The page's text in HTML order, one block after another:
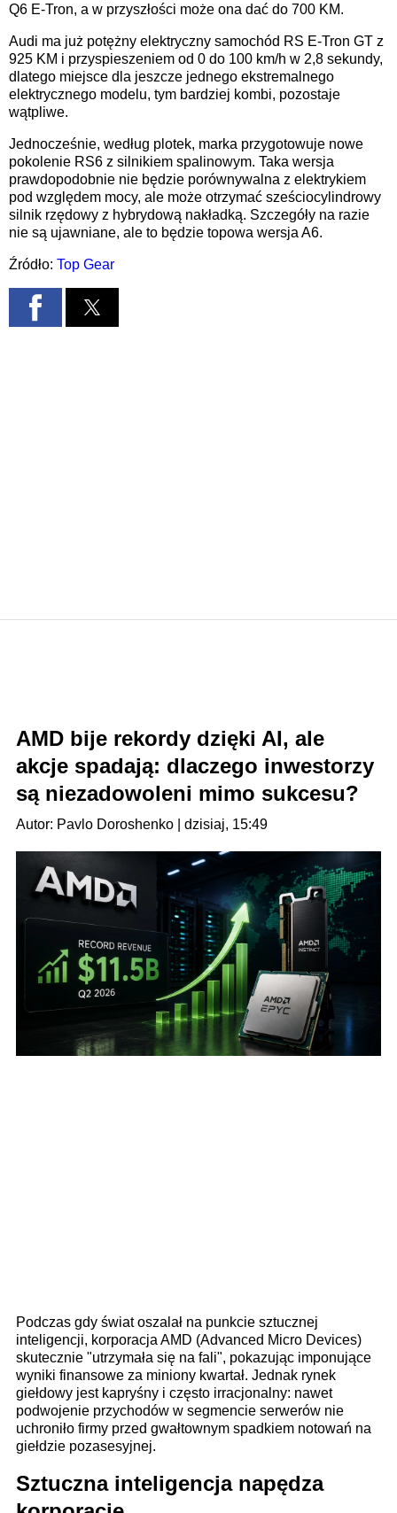
Q6 E-Tron, a w przyszłości może ona dać do 700 KM.
Audi ma już potężny elektryczny samochód RS E-Tron GT z
925 KM i przyspieszeniem od 0 do 100 km/h w 2,8 sekundy,
dlatego miejsce dla jeszcze jednego ekstremalnego
elektrycznego modelu, tym bardziej kombi, pozostaje
wątpliwe.
Jednocześnie, według plotek, marka przygotowuje nowe
pokolenie RS6 z silnikiem spalinowym. Taka wersja
prawdopodobnie nie będzie porównywalna z elektrykiem
pod względem mocy, ale może otrzymać sześciocylindrowy
silnik rzędowy z hybrydową nakładką. Szczegóły na razie
nie są ujawniane, ale to będzie topowa wersja A6.
Źródło: Top Gear